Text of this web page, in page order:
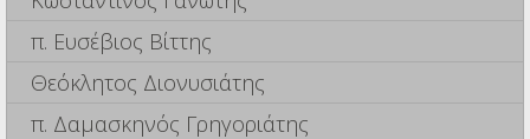
π. Ευσέβιος Βίττης
Θεόκλητος Διονυσιάτης
π. Δαμασκηνός Γρηγοριάτης